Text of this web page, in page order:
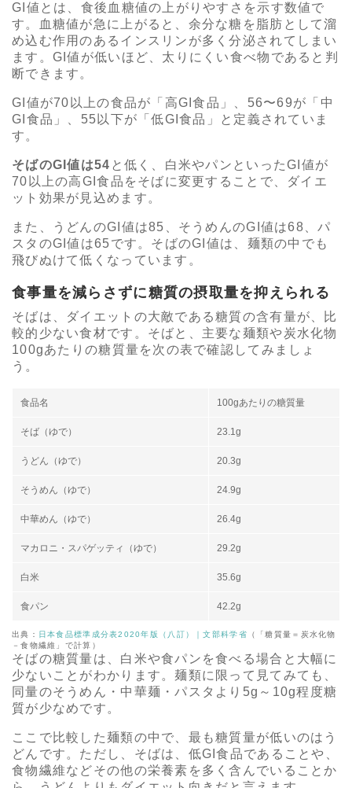
GI値とは、食後血糖値の上がりやすさを示す数値で
す。血糖値が急に上がると、余分な糖を脂肪として溜
め込む作用のあるインスリンが多く分泌されてしまい
ます。GI値が低いほど、太りにくい食べ物であると判
断できます。
GI値が70以上の食品が「高GI食品」、56〜69が「中
GI食品」、55以下が「低GI食品」と定義されていま
す。
そばのGI値は54 と低く、白米やパンといったGI値が
70以上の高GI食品をそばに変更することで、ダイエ
ット効果が見込めます。
また、うどんのGI値は85、そうめんのGI値は68、パ
スタのGI値は65です。そばのGI値は、麺類の中でも
飛びぬけて低くなっています。
食事量を減らさずに糖質の摂取量を抑えられる
そばは、ダイエットの大敵である糖質の含有量が、比
較的少ない食材です。そばと、主要な麺類や炭水化物
100gあたりの糖質量を次の表で確認してみましょ
う。
食品名 100gあたりの糖質量
そば（ゆで） 23.1g
うどん（ゆで） 20.3g
そうめん（ゆで） 24.9g
中華めん（ゆで） 26.4g
マカロニ・スパゲッティ（ゆで） 29.2g
白米 35.6g
食パン 42.2g
出典： 日本食品標準成分表2020年版（八訂）｜文部科学省 （「糖質量＝炭水化物
－食物繊維」で計算）
そばの糖質量は、白米や食パンを食べる場合と大幅に
少ないことがわかります。麺類に限って見てみても、
同量のそうめん・中華麺・パスタより5g～10g程度糖
質が少なめです。
ここで比較した麺類の中で、最も糖質量が低いのはう
どんです。ただし、そばは、低GI食品であることや、
食物繊維などその他の栄養素を多く含んでいることか